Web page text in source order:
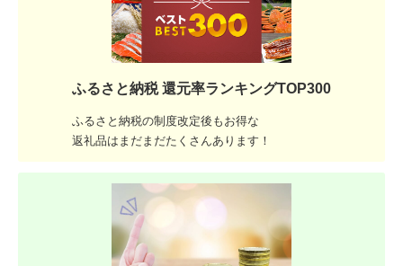
ふるさと納税 還元率ランキングTOP300
ふるさと納税の制度改定後もお得な
返礼品はまだまだたくさんあります！